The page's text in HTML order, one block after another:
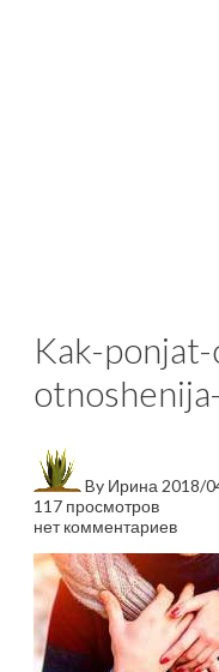
Kak-
By Ирина 2018/
117 просмотров
нет комментариев